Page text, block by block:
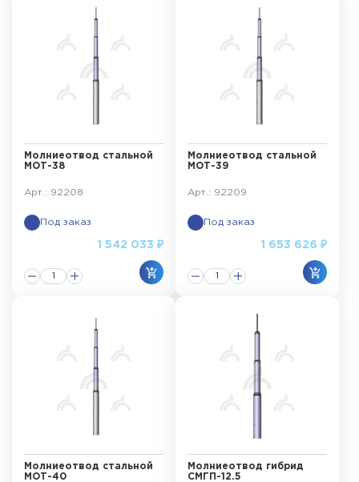
Молниеотвод стальной
МОТ-38
Арт.: 92208
Под заказ
1 542 033 ₽
Молниеотвод стальной
МОТ-39
Арт.: 92209
Под заказ
1 653 626 ₽
Молниеотвод стальной
МОТ-40
Молниеотвод гибрид
СМГП-12.5